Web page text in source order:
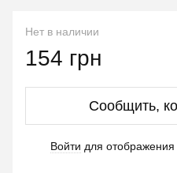
Нет в наличии
154 грн
Сообщить,
Войти для отображения